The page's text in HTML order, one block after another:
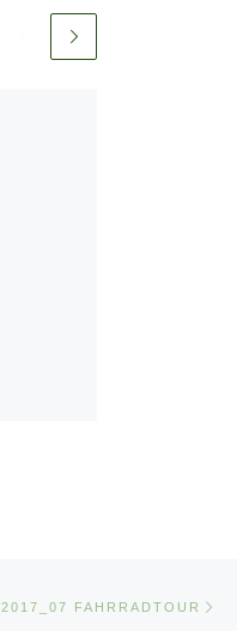
2017_07 FAHRRADTOUR